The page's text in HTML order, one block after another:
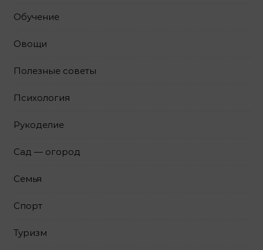
Обучение
Овощи
Полезные советы
Психология
Рукоделие
Сад — огород
Семья
Спорт
Туризм